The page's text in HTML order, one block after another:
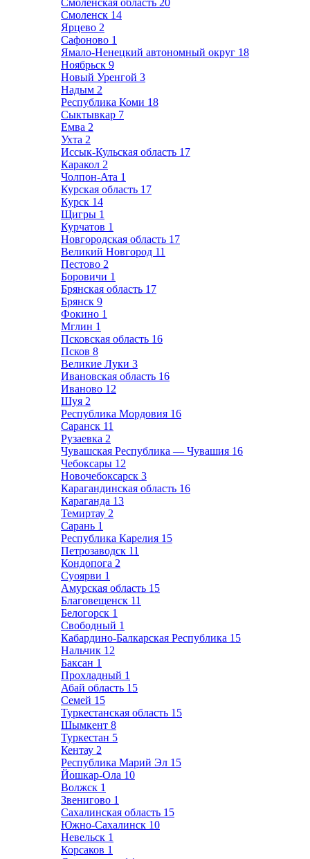
Смоленская область 20
Смоленск 14
Ярцево 2
Сафоново 1
Ямало-Ненецкий автономный округ 18
Ноябрьск 9
Новый Уренгой 3
Надым 2
Республика Коми 18
Сыктывкар 7
Емва 2
Ухта 2
Иссык-Кульская область 17
Каракол 2
Чолпон-Ата 1
Курская область 17
Курск 14
Щигры 1
Курчатов 1
Новгородская область 17
Великий Новгород 11
Пестово 2
Боровичи 1
Брянская область 17
Брянск 9
Фокино 1
Мглин 1
Псковская область 16
Псков 8
Великие Луки 3
Ивановская область 16
Иваново 12
Шуя 2
Республика Мордовия 16
Саранск 11
Рузаевка 2
Чувашская Республика — Чувашия 16
Чебоксары 12
Новочебоксарск 3
Карагандинская область 16
Караганда 13
Темиртау 2
Сарань 1
Республика Карелия 15
Петрозаводск 11
Кондопога 2
Суоярви 1
Амурская область 15
Благовещенск 11
Белогорск 1
Свободный 1
Кабардино-Балкарская Республика 15
Нальчик 12
Баксан 1
Прохладный 1
Абай область 15
Семей 15
Туркестанская область 15
Шымкент 8
Туркестан 5
Кентау 2
Республика Марий Эл 15
Йошкар-Ола 10
Волжск 1
Звенигово 1
Сахалинская область 15
Южно-Сахалинск 10
Невельск 1
Корсаков 1